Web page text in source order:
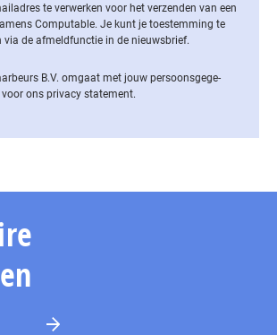
te verwerken voor het verzenden van een
Computable. Je kunt je toestemming te
via de af­meld­func­tie in de nieuwsbrief.
B.V. omgaat met jouw per­soons­ge­ge­
voor ons privacy statement.